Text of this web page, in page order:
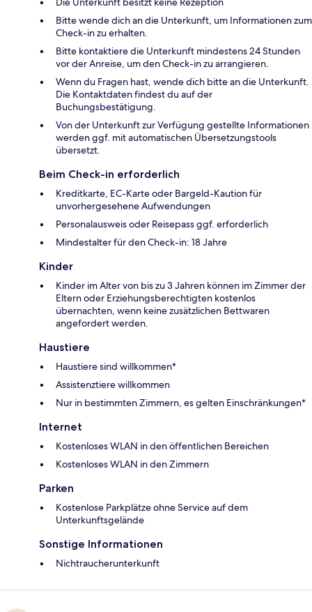
Bitte wende dich an die Unterkunft, um Informationen zum
Check-in zu erhalten.
Bitte kontaktiere die Unterkunft mindestens 24 Stunden
vor der Anreise, um den Check-in zu arrangieren.
Wenn du Fragen hast, wende dich bitte an die Unterkunft.
Die Kontaktdaten findest du auf der
Buchungsbestätigung.
Von der Unterkunft zur Verfügung gestellte Informationen
werden ggf. mit automatischen Übersetzungstools
übersetzt.
Beim Check-in erforderlich
Kreditkarte, EC-Karte oder Bargeld-Kaution für
unvorhergesehene Aufwendungen
Personalausweis oder Reisepass ggf. erforderlich
Mindestalter für den Check-in: 18 Jahre
Kinder
Kinder im Alter von bis zu 3 Jahren können im Zimmer der
Eltern oder Erziehungsberechtigten kostenlos
übernachten, wenn keine zusätzlichen Bettwaren
angefordert werden.
Haustiere
Haustiere sind willkommen*
Assistenztiere willkommen
Nur in bestimmten Zimmern, es gelten Einschränkungen*
Internet
Kostenloses WLAN in den öffentlichen Bereichen
Kostenloses WLAN in den Zimmern
Parken
Kostenlose Parkplätze ohne Service auf dem
Unterkunftsgelände
Sonstige Informationen
Nichtraucherunterkunft